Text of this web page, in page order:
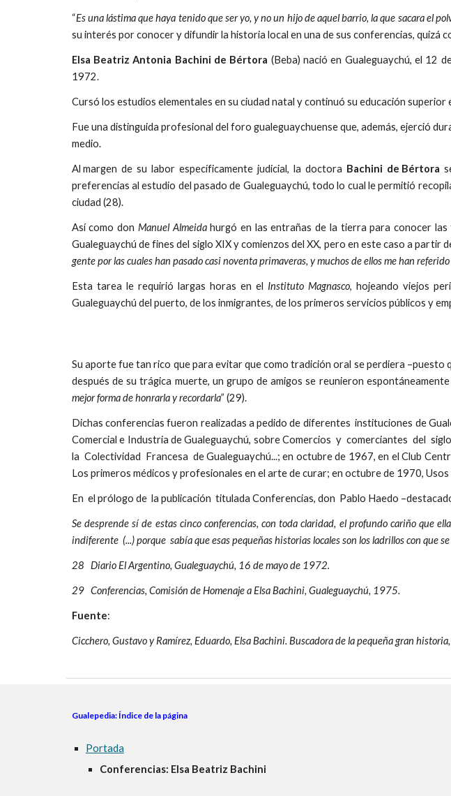
“Es una lástima que haya tenido que ser yo, y no un hijo de aquel barrio, la que sacara el
su interés por conocer y difundir la historia local en una de sus conferencias, quizá
Elsa Beatriz Antonia Bachini de Bértora (Beba) nació en Gualeguaychú, el 12
1972.
Cursó los estudios elementales en su ciudad natal y continuó su educación
Fue una distinguida profesional del foro gualeguaychuense que, además, ejerció
medio.
Al margen de su labor específicamente judicial, la doctora Bachini de Bértora
preferencias al estudio del pasado de Gualeguaychú, todo lo cual le permitió
ciudad (28).
Así como don Manuel Almeidahurgó en las entrañas de la tierra para conocer
Gualeguaychú de fines del siglo XIX y comienzos del XX, pero en este caso a
gente por las cuales han pasado casi noventa primaveras, y muchos de ellos me han
Esta tarea le requirió largas horas en el Instituto Magnasco, hojeando viejos
Gualeguaychú del puerto, de los inmigrantes, de los primeros servicios públicos y
Su aporte fue tan rico que para evitar que como tradición oral se perdiera
después de su trágica muerte, un grupo de amigos se reunieron
mejor forma de honrarla y recordarla” (29).
Dichas conferencias fueron realizadas a pedido de diferentes instituciones de
Comercial e Industria de Gualeguaychú, sobre Comercios y comerciantes del
la Colectividad Francesa de Gualeguaychú...; en octubre de 1967, en el Club
Los primeros médicos y profesionales en el arte de curar; en octubre de 1970,
En el prólogo de la publicación titulada Conferencias, don Pablo Haedo
Se desprende sí de estas cinco conferencias, con toda claridad, el profundo cariño que
indiferente (...) porque sabía que esas pequeñas historias locales son los ladrillos con que
28 Diario El Argentino, Gualeguaychú, 16 de mayo de 1972.
29 Conferencias, Comisión de Homenaje a Elsa Bachini, Gualeguaychú, 1975.
Fuente:
Cicchero, Gustavo y Ramírez, Eduardo, Elsa Bachini. Buscadora de la pequeña gran
Gualepedia: Índice de la página
Portada
Conferencias: Elsa Beatriz Bachini